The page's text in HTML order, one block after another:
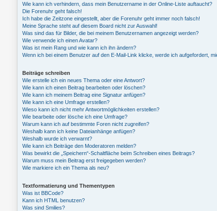
Wie kann ich verhindern, dass mein Benutzername in der Online-Liste auftaucht?
Die Forenuhr geht falsch!
Ich habe die Zeitzone eingestellt, aber die Forenuhr geht immer noch falsch!
Meine Sprache steht auf diesem Board nicht zur Auswahl!
Was sind das für Bilder, die bei meinem Benutzernamen angezeigt werden?
Wie verwende ich einen Avatar?
Was ist mein Rang und wie kann ich ihn ändern?
Wenn ich bei einem Benutzer auf den E-Mail-Link klicke, werde ich aufgefordert,
Beiträge schreiben
Wie erstelle ich ein neues Thema oder eine Antwort?
Wie kann ich einen Beitrag bearbeiten oder löschen?
Wie kann ich meinem Beitrag eine Signatur anfügen?
Wie kann ich eine Umfrage erstellen?
Wieso kann ich nicht mehr Antwortmöglichkeiten erstellen?
Wie bearbeite oder lösche ich eine Umfrage?
Warum kann ich auf bestimmte Foren nicht zugreifen?
Weshalb kann ich keine Dateianhänge anfügen?
Weshalb wurde ich verwarnt?
Wie kann ich Beiträge den Moderatoren melden?
Was bewirkt die „Speichern“-Schaltfläche beim Schreiben eines Beitrags?
Warum muss mein Beitrag erst freigegeben werden?
Wie markiere ich ein Thema als neu?
Textformatierung und Thementypen
Was ist BBCode?
Kann ich HTML benutzen?
Was sind Smilies?